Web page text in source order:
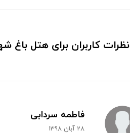
نظرات کاربران برای هتل باغ
فاطمه سردابی
28 آبان 1398